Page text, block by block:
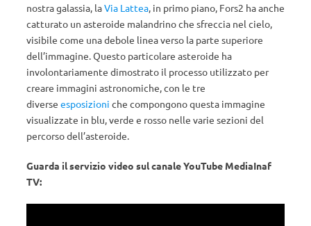
nostra galassia, laVia Lattea, in primo piano, Fors2 ha anche
catturato un asteroide malandrino che sfreccia nel cielo,
visibile come una debole linea verso la parte superiore
dell’immagine. Questo particolare asteroide ha
involontariamente dimostrato il processo utilizzato per
creare immagini astronomiche, con le tre
diverse esposizioni che compongono questa immagine
visualizzate in blu, verde e rosso nelle varie sezioni del
percorso dell’asteroide.
Guarda il servizio video sul canale YouTube MediaInaf
TV: